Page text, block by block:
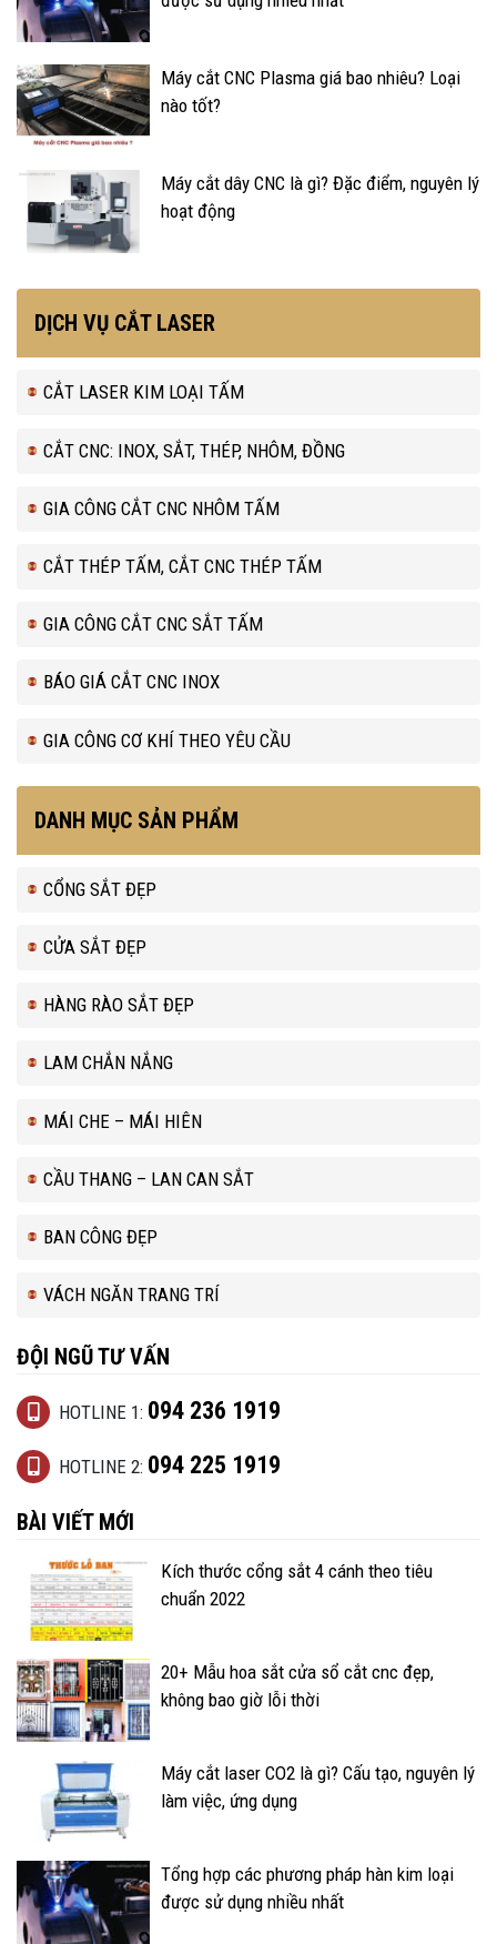
Máy cắt CNC Plasma giá bao nhiêu? Loại
nào tốt?
Máy cắt dây CNC là gì? Đặc điểm, nguyên lý
hoạt động
DỊCH VỤ CẮT LASER
CẮT LASER KIM LOẠI TẤM
CẮT CNC: INOX, SẮT, THÉP, NHÔM, ĐỒNG
GIA CÔNG CẮT CNC NHÔM TẤM
CẮT THÉP TẤM, CẮT CNC THÉP TẤM
GIA CÔNG CẮT CNC SẮT TẤM
BÁO GIÁ CẮT CNC INOX
GIA CÔNG CƠ KHÍ THEO YÊU CẦU
DANH MỤC SẢN PHẨM
CỔNG SẮT ĐẸP
CỬA SẮT ĐẸP
HÀNG RÀO SẮT ĐẸP
LAM CHẮN NẮNG
MÁI CHE – MÁI HIÊN
CẦU THANG – LAN CAN SẮT
BAN CÔNG ĐẸP
VÁCH NGĂN TRANG TRÍ
ĐỘI NGŨ TƯ VẤN
HOTLINE 1: 094 236 1919
HOTLINE 2: 094 225 1919
BÀI VIẾT MỚI
Kích thước cổng sắt 4 cánh theo tiêu
chuẩn 2022
20+ Mẫu hoa sắt cửa sổ cắt cnc đẹp,
không bao giờ lỗi thời
Máy cắt laser CO2 là gì? Cấu tạo, nguyên lý
làm việc, ứng dụng
Tổng hợp các phương pháp hàn kim loại
được sử dụng nhiều nhất